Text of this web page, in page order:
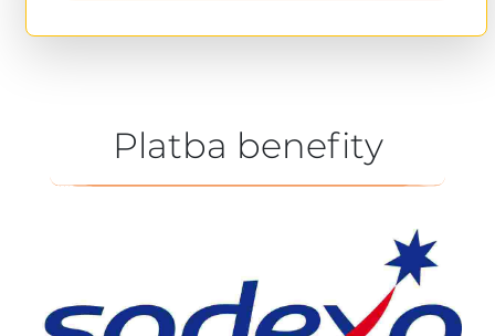
Platba benefity